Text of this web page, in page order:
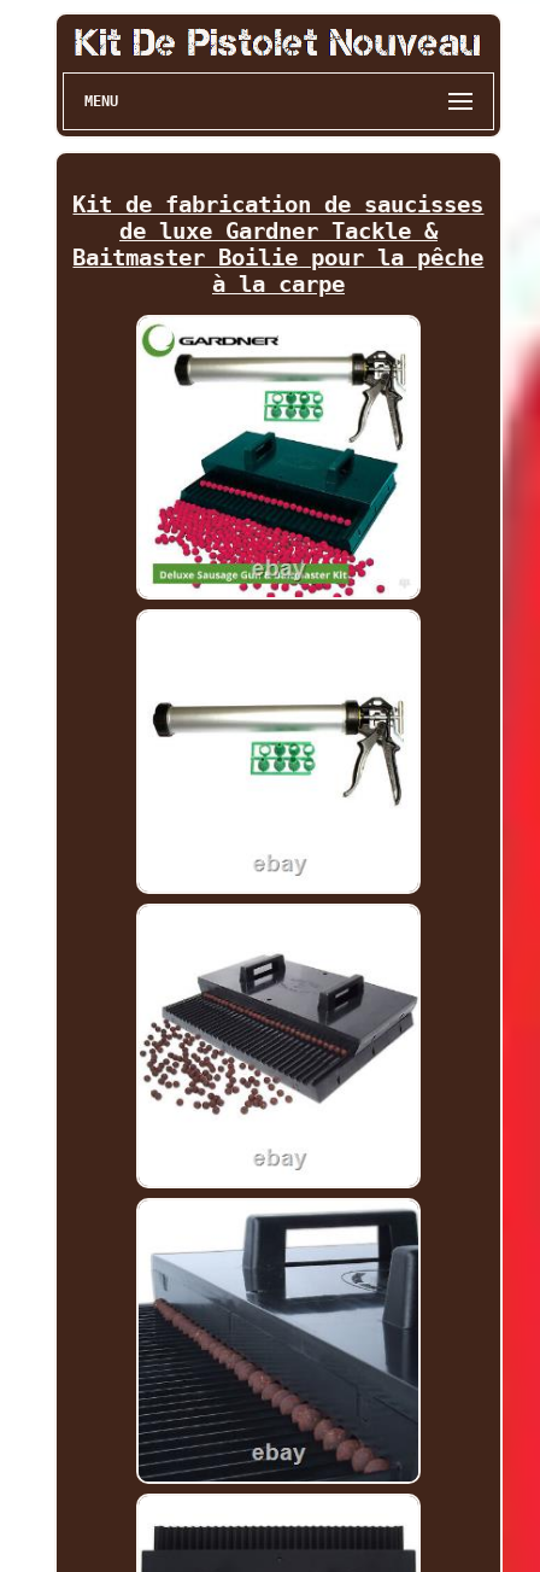
MENU
Kit de fabrication de saucisses
de luxe Gardner Tackle &
Baitmaster Boilie pour la pêche
à la carpe